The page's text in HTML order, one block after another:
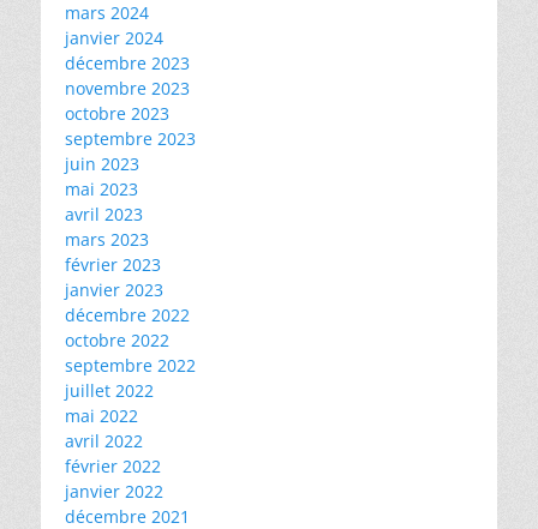
mars 2024
janvier 2024
décembre 2023
novembre 2023
octobre 2023
septembre 2023
juin 2023
mai 2023
avril 2023
mars 2023
février 2023
janvier 2023
décembre 2022
octobre 2022
septembre 2022
juillet 2022
mai 2022
avril 2022
février 2022
janvier 2022
décembre 2021